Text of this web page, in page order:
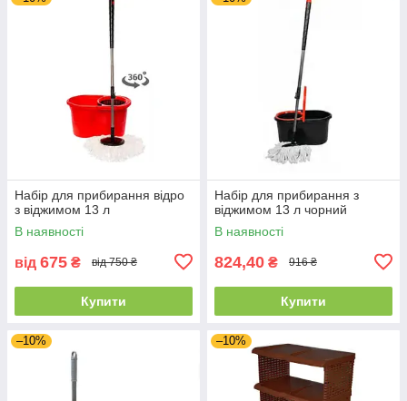
Набір для прибирання відро
з віджимом 13 л
В наявності
від 675 ₴ від 750 ₴
Купити
Набір для прибирання з
віджимом 13 л чорний
В наявності
824,40 ₴ 916 ₴
Купити
–10% –10%